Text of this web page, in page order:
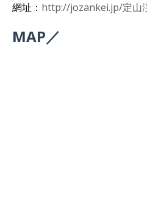
網址： http://jozankei.jp/定山
MAP／